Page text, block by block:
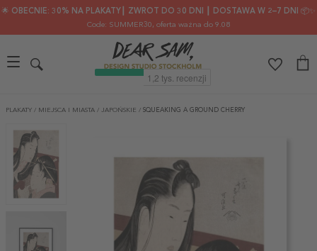
🌟 OBECNIE: 30% NA PLAKATY┃ ZWROT DO 30 DNI ┃ DOSTAWA W 2–7 DNI 📦✨
Code: SUMMER30, oferta ważna do 9.08
PLAKATY / MIEJSCA I MIASTA / JAPOŃSKIE / SQUEAKING A GROUND CHERRY